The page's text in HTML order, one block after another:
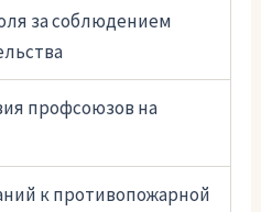
за соблюдением
профсоюзов на
к противопожарной